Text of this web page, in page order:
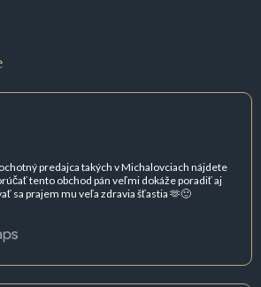
predajca takých v Michalovciach nájdete
tento obchod pán veľmi dokáže poradiť aj
sa prajem mu veľa zdravia šťastia 🫶🙂